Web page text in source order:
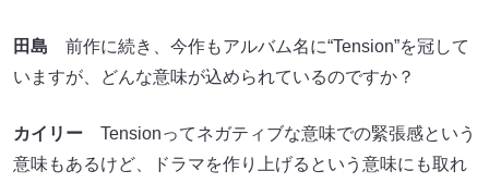
田島 前作に続き、今作もアルバム名に“Tension”を冠して
いますが、どんな意味が込められているのですか？
カイリー Tensionってネガティブな意味での緊張感という
意味もあるけど、ドラマを作り上げるという意味にも取れ